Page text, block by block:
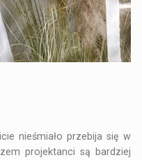
nieśmiało przebija się w
projektanci są bardziej